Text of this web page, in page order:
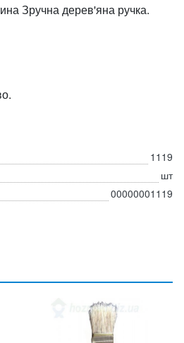
Зручна дерев'яна ручка.
1119
шт
00000001119